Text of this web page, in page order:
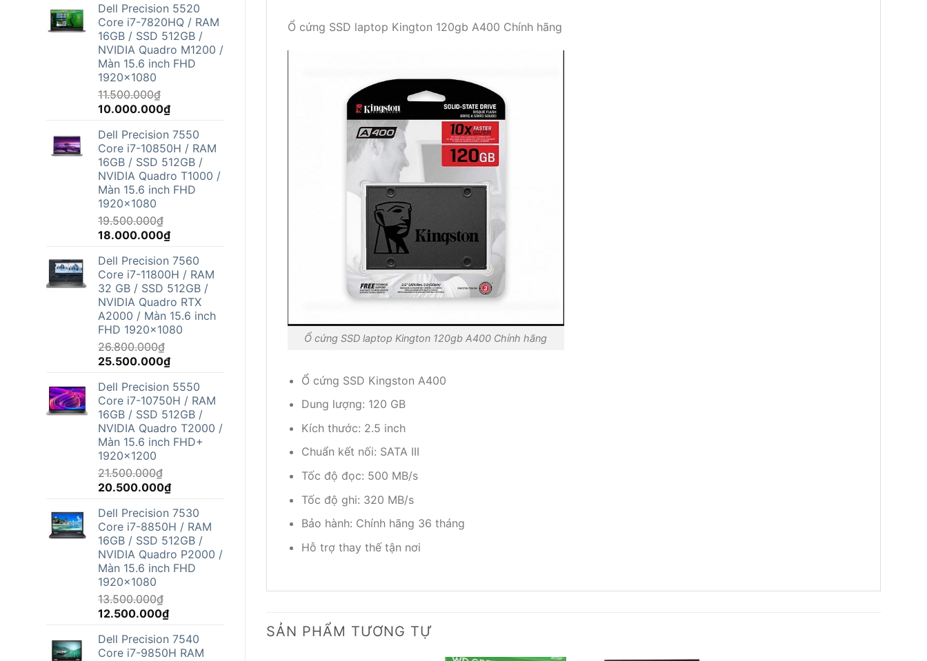
là:
10.500.000₫.
tại
là:
9.500.000₫.
Dell Precision 5520
Core i7-7820HQ / RAM
16GB / SSD 512GB /
NVIDIA Quadro M1200 /
Màn 15.6 inch FHD
1920x1080
11.500.000₫
Giá
là:
11.500.000₫.
10.000.000₫Giá
tại
là:
10.000.000₫.
Dell Precision 7550
Core i7-10850H / RAM
16GB / SSD 512GB /
NVIDIA Quadro T1000 /
Màn 15.6 inch FHD
1920x1080
19.500.000₫
Giá
là:
19.500.000₫.
18.000.000₫Giá
tại
là:
18.000.000₫.
Dell Precision 7560
Core i7-11800H / RAM
32 GB / SSD 512GB /
NVIDIA Quadro RTX
A2000 / Màn 15.6 inch
FHD 1920x1080
26.800.000₫
Giá
là:
26.800.000₫.
25.500.000₫Giá
tại
là:
25.500.000₫.
Dell Precision 5550
Core i7-10750H / RAM
16GB / SSD 512GB /
NVIDIA Quadro T2000 /
Màn 15.6 inch FHD+
1920x1200
21.500.000₫
Giá
là:
21.500.000₫.
20.500.000₫Giá
tại
là:
20.500.000₫.
Dell Precision 7530
Core i7-8850H / RAM
16GB / SSD 512GB /
NVIDIA Quadro P2000 /
Màn 15.6 inch FHD
1920x1080
13.500.000₫
Giá
là:
13.500.000₫.
12.500.000₫Giá
tại
là:
Dell Precision 7540
Core i7-9850H RAM
Ổ cứng SSD laptop Kington 120gb A400 Chính hãng
Ổ cứng SSD laptop Kington 120gb A400 Chính hãng
Ổ cứng SSD Kingston A400
Dung lượng: 120 GB
Kích thước: 2.5 inch
Chuẩn kết nối: SATA III
Tốc độ đọc: 500 MB/s
Tốc độ ghi: 320 MB/s
Bảo hành: Chính hãng 36 tháng
Hỗ trợ thay thế tận nơi
SẢN PHẨM TƯƠNG TỰ